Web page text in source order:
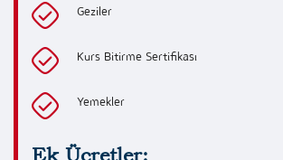
Geziler
Kurs Bitirme Sertifikası
Yemekler
Ek Ücretler: